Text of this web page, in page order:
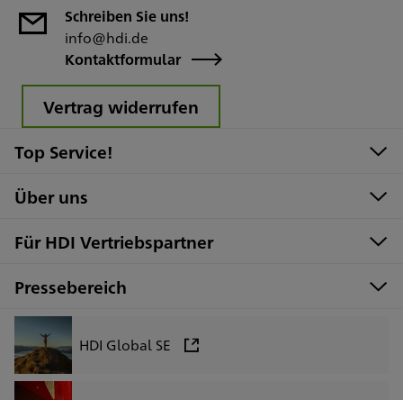
Schreiben Sie uns!
info@hdi.de
Kontaktformular
Vertrag widerrufen
Top Service!
Über uns
Für HDI Vertriebspartner
Pressebereich
HDI Global SE